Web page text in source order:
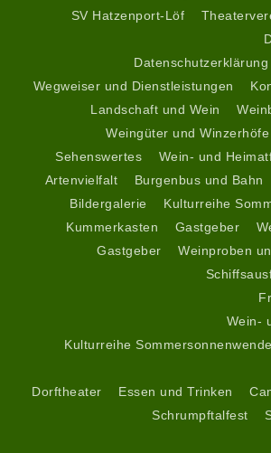
SV Hatzenport-Löf
Datenschutzerklärung
Wegweiser und Dienstleistungen
Landschaft und Wein
Weingüter und Winzerhöfe
Sehenswertes
Wein- und
Artenvielfalt
Burgenbus und Bahn
Bildergalerie
Kulturreihe
Kummerkasten
Gastgeber
Gastgeber
Weinproben
Wein-
Kulturreihe Sommersonnenwende
Dorftheater
Essen und Trinken
Schrumpftalfest